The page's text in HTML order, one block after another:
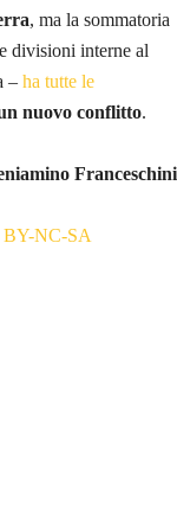
, ma la sommatoria
divisioni interne al
– ha tutte le
nuovo conflitto.
Franceschini
BY-NC-SA